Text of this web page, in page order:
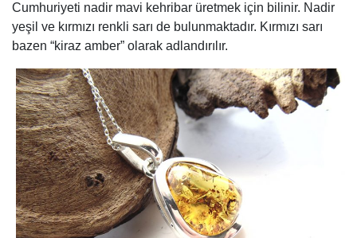
Cumhuriyeti nadir mavi kehribar üretmek için bilinir. Nadir
yeşil ve kırmızı renkli sarı de bulunmaktadır. Kırmızı sarı
bazen “kiraz amber” olarak adlandırılır.